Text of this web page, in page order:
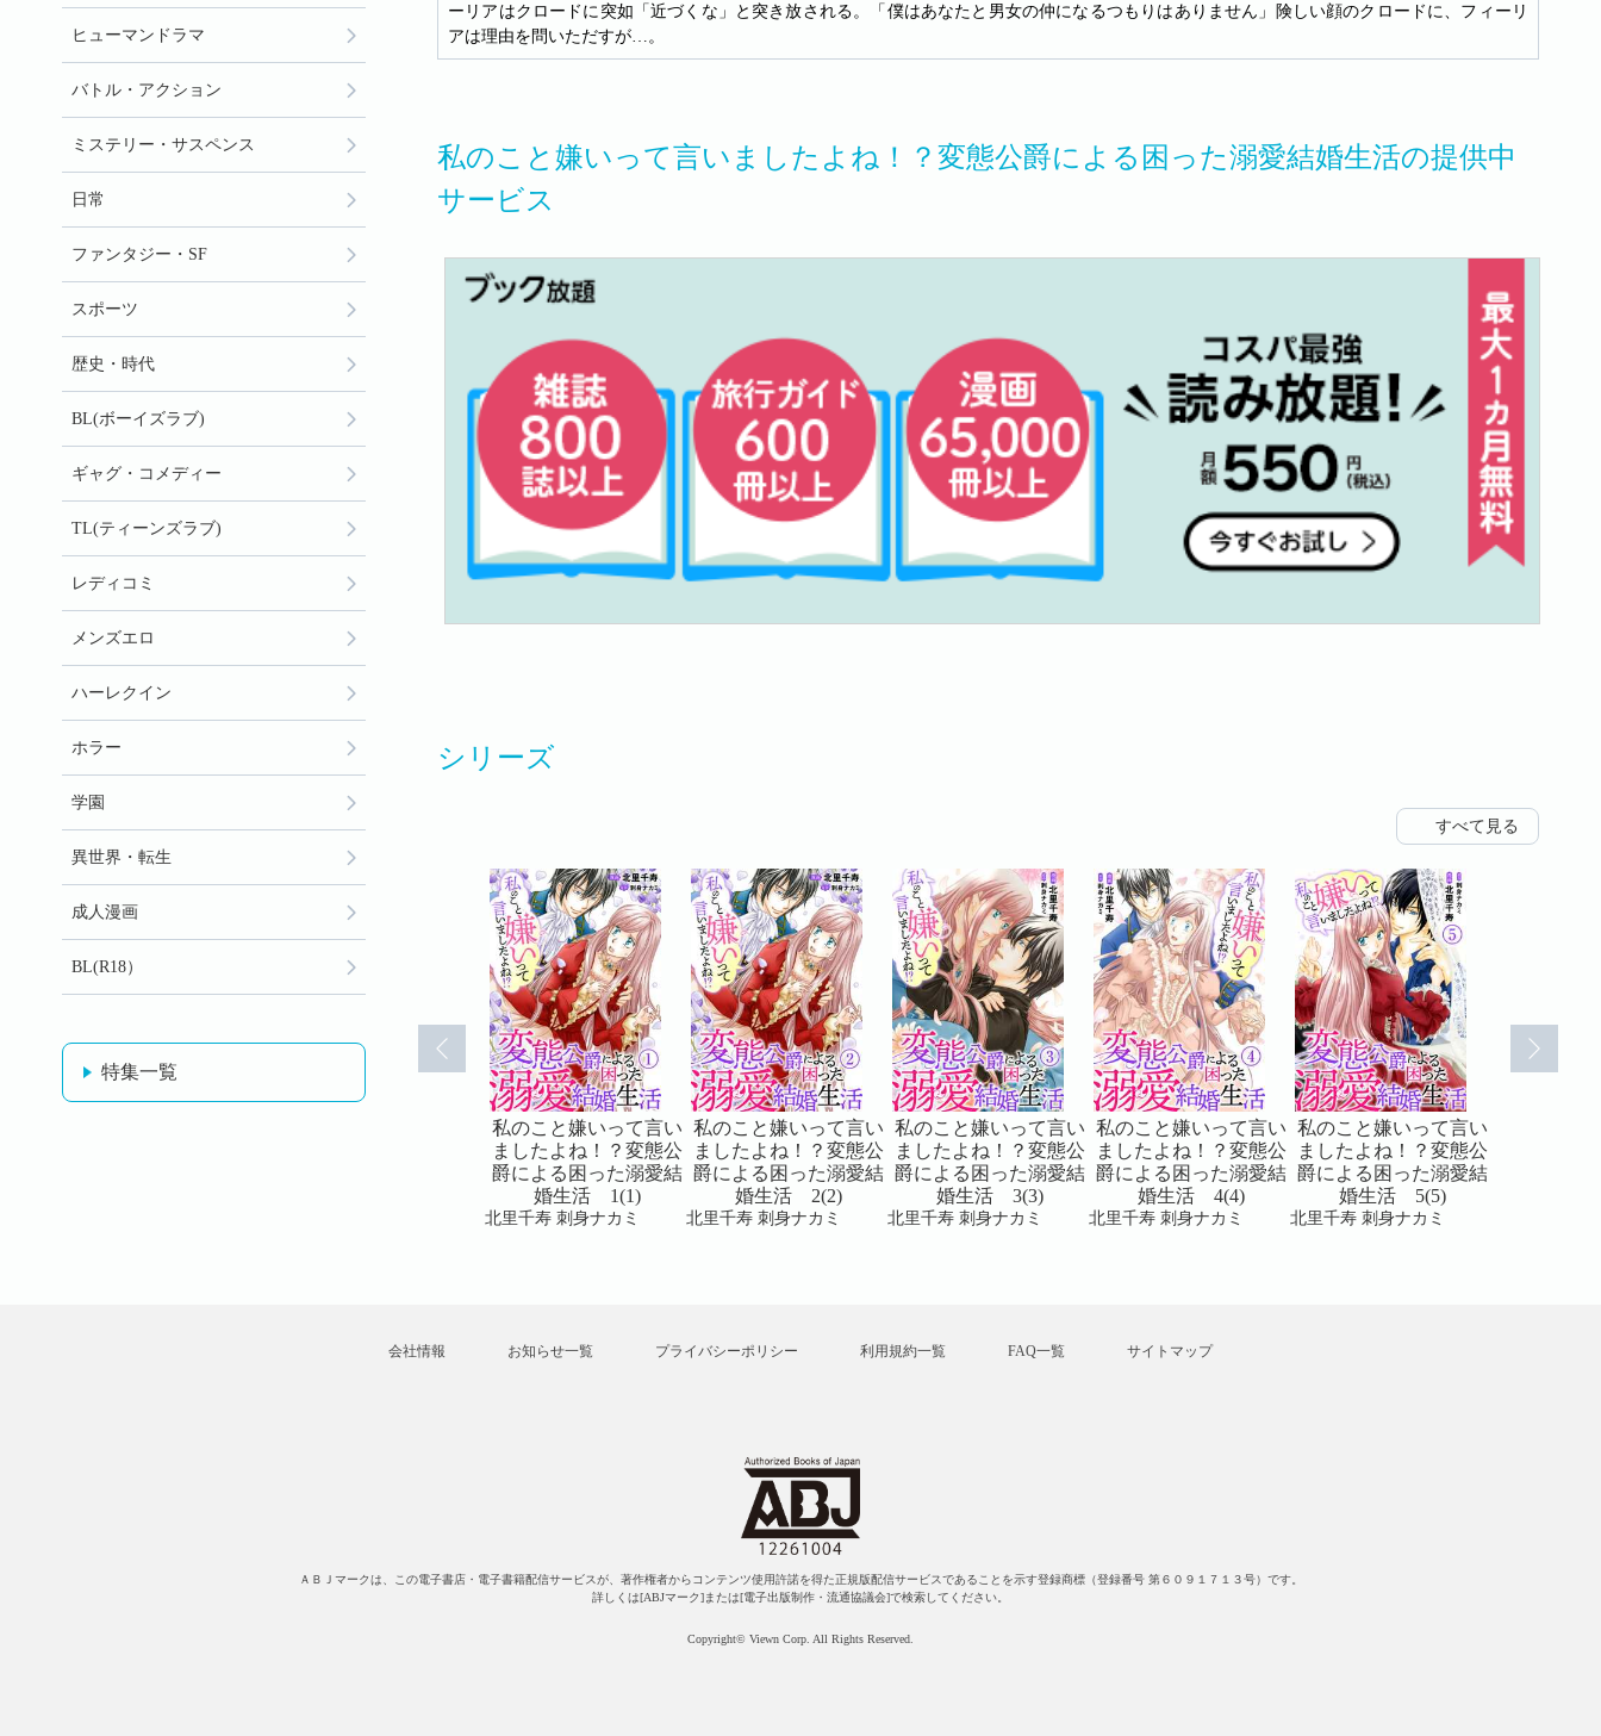
ーリアはクロードに突如「近づくな」と突き放される。「僕はあなたと男女の仲になるつもりはありません」険しい顔のクロードに、フィーリ
アは理由を問いただすが…。
私のこと嫌いって言いましたよね！？変態公爵による困った溺愛結婚生活の提供中
サービス
シリーズ
すべて見る
私のこと嫌いって言い
ましたよね！？変態公
爵による困った溺愛結
婚生活 1(1)
北里千寿 刺身ナカミ
私のこと嫌いって言い
ましたよね！？変態公
爵による困った溺愛結
婚生活 2(2)
北里千寿 刺身ナカミ
私のこと嫌いって言い
ましたよね！？変態公
爵による困った溺愛結
婚生活 3(3)
北里千寿 刺身ナカミ
私のこと嫌いって言い
ましたよね！？変態公
爵による困った溺愛結
婚生活 4(4)
北里千寿 刺身ナカミ
私のこと嫌いって言い
ましたよね！？変態公
爵による困った溺愛結
婚生活 5(5)
北里千寿 刺身ナカミ
ヒューマンドラマ
バトル・アクション
ミステリー・サスペンス
日常
ファンタジー・SF
スポーツ
歴史・時代
BL(ボーイズラブ)
ギャグ・コメディー
TL(ティーンズラブ)
レディコミ
メンズエロ
ハーレクイン
ホラー
学園
異世界・転生
成人漫画
BL(R18）
特集一覧
会社情報 お知らせ一覧 プライバシーポリシー 利用規約一覧 FAQ一覧 サイトマップ
ＡＢＪマークは、この電子書店・電子書籍配信サービスが、著作権者からコンテンツ使用許諾を得た正規版配信サービスであることを示す登録商標（登録番号 第６０９１７１３号）です。
詳しくは[ABJマーク]または[電子出版制作・流通協議会]で検索してください。
Copyright© Viewn Corp. All Rights Reserved.